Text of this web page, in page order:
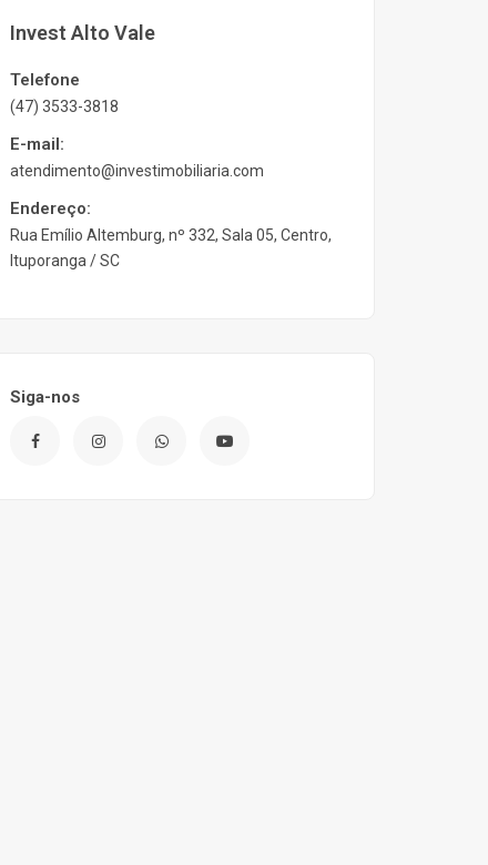
Invest Alto Vale
Telefone
(47) 3533-3818
E-mail:
atendimento@investimobiliaria.com
Endereço:
Rua Emílio Altemburg, nº 332, Sala 05, Centro,
Ituporanga / SC
Siga-nos